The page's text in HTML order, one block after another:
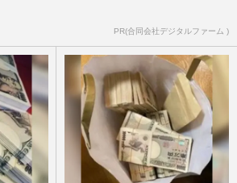
PR(合同会社デジタルファーム )